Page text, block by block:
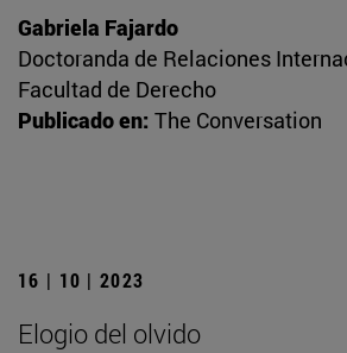
Gabriela Fajardo
Doctoranda de Relaciones
Facultad de Derecho
Publicado en: The Conversation
16 | 10 | 2023
Elogio del olvido